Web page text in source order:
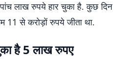
लाख रुपये हार चुका है. कुछ दिन
11 से करोड़ों रुपये जीता था.
है 5 लाख रुपए